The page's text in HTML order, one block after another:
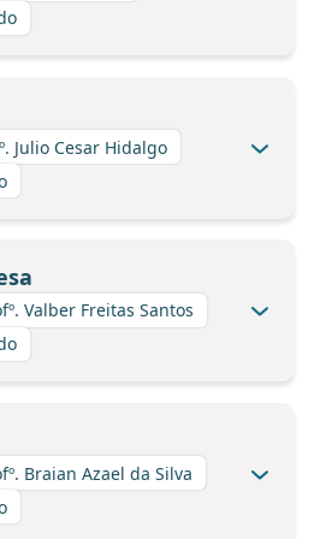
Julio Cesar Hidalgo
Valber Freitas Santos
Braian Azael da Silva